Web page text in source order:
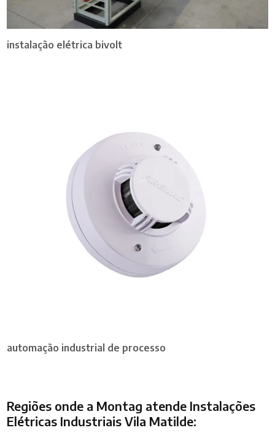
instalação elétrica bivolt
automação industrial de processo
Regiões onde a Montag atende Instalações
Elétricas Industriais Vila Matilde: